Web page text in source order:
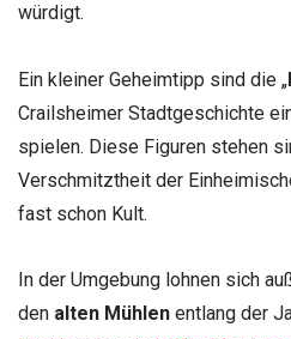
würdigt.
Ein kleiner Geheimtipp sind die „
Crailsheimer Stadtgeschichte
spielen. Diese Figuren stehen
Verschmitztheit der
fast schon Kult.
In der Umgebung lohnen sich
den alten Mühlen entlang der